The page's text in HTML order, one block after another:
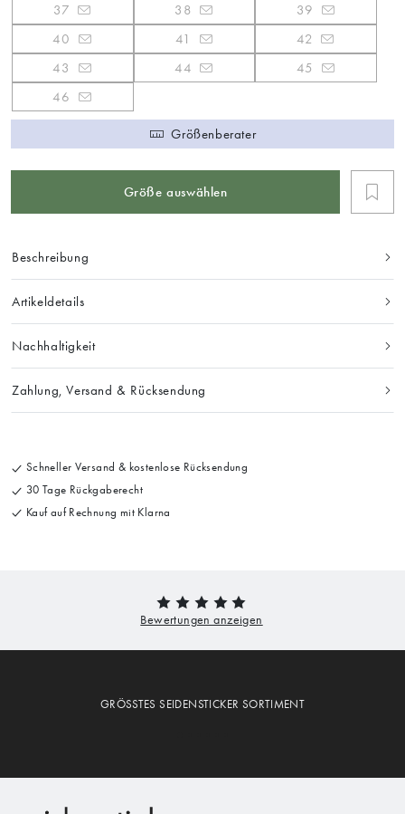
37 38
39
40
41
42
43
44
45
46
Größenberater
Größe auswählen
Beschreibung
Artikeldetails
Nachhaltigkeit
Zahlung, Versand & Rücksendung
Schneller Versand & kostenlose Rücksendung
30 Tage Rückgaberecht
Kauf auf Rechnung mit Klarna
GRÖSSTES SEIDENSTICKER SORTIMENT